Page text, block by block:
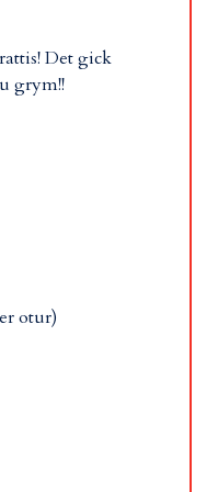
Det gick
grym!!
otur)